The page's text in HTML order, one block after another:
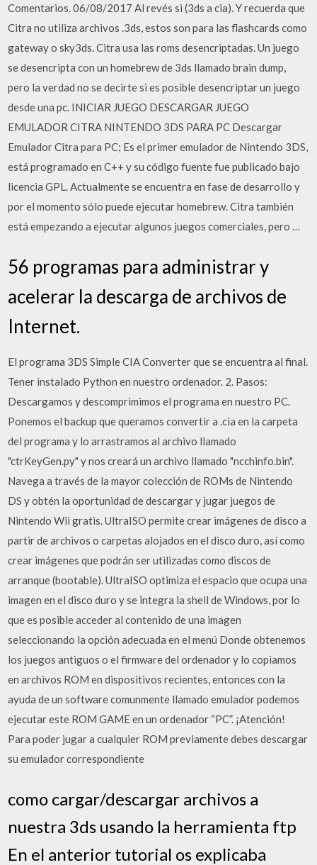
Comentarios. 06/08/2017 Al revés si (3ds a cia). Y recuerda que
Citra no utiliza archivos .3ds, estos son para las flashcards como
gateway o sky3ds. Citra usa las roms desencriptadas. Un juego
se desencripta con un homebrew de 3ds llamado brain dump,
pero la verdad no se decirte si es posible desencriptar un juego
desde una pc. INICIAR JUEGO DESCARGAR JUEGO
EMULADOR CITRA NINTENDO 3DS PARA PC Descargar
Emulador Citra para PC; Es el primer emulador de Nintendo 3DS,
está programado en C++ y su código fuente fue publicado bajo
licencia GPL. Actualmente se encuentra en fase de desarrollo y
por el momento sólo puede ejecutar homebrew. Citra también
está empezando a ejecutar algunos juegos comerciales, pero …
56 programas para administrar y
acelerar la descarga de archivos de
Internet.
El programa 3DS Simple CIA Converter que se encuentra al final.
Tener instalado Python en nuestro ordenador. 2. Pasos:
Descargamos y descomprimimos el programa en nuestro PC.
Ponemos el backup que queramos convertir a .cia en la carpeta
del programa y lo arrastramos al archivo llamado
"ctrKeyGen.py" y nos creará un archivo llamado "ncchinfo.bin".
Navega a través de la mayor colección de ROMs de Nintendo
DS y obtén la oportunidad de descargar y jugar juegos de
Nintendo Wii gratis. UltraISO permite crear imágenes de disco a
partir de archivos o carpetas alojados en el disco duro, así como
crear imágenes que podrán ser utilizadas como discos de
arranque (bootable). UltraISO optimiza el espacio que ocupa una
imagen en el disco duro y se integra la shell de Windows, por lo
que es posible acceder al contenido de una imagen
seleccionando la opción adecuada en el menú Donde obtenemos
los juegos antiguos o el firmware del ordenador y lo copiamos
en archivos ROM en dispositivos recientes, entonces con la
ayuda de un software comunmente llamado emulador podemos
ejecutar este ROM GAME en un ordenador “PC”. ¡Atención!
Para poder jugar a cualquier ROM previamente debes descargar
su emulador correspondiente
como cargar/descargar archivos a
nuestra 3ds usando la herramienta ftp
En el anterior tutorial os explicaba